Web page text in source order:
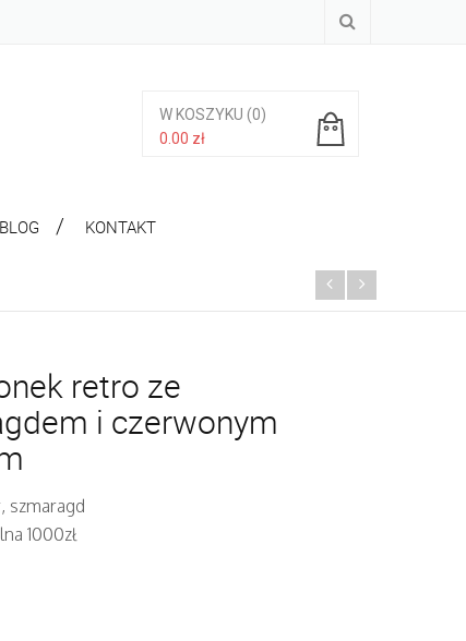
W KOSZYKU (0)
0.00 zł
BLOG KONTAKT
retro ze
i czerwonym
szmaragd
1000zł